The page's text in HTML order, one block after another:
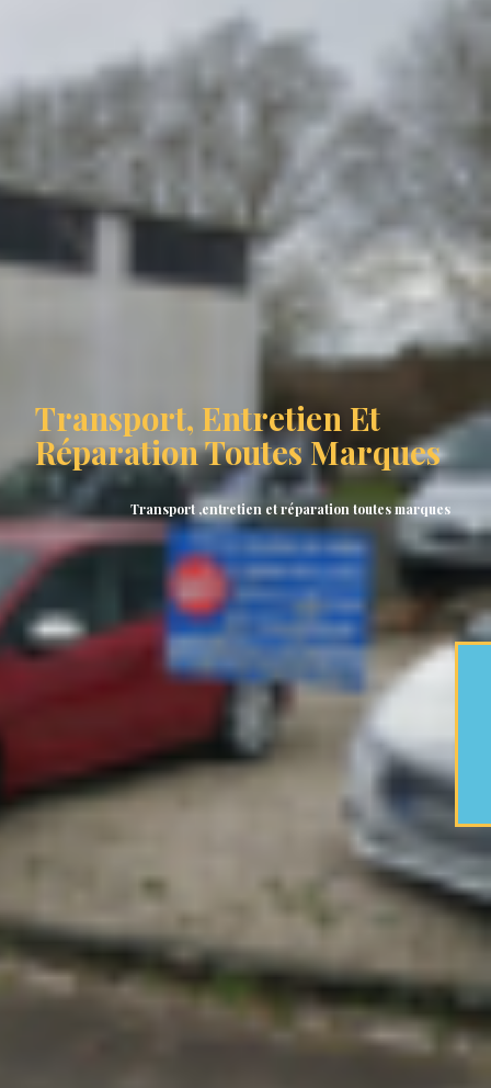
Transport, Entretien Et
Réparation Toutes Marques
Transport ,entretien et réparation toutes marques